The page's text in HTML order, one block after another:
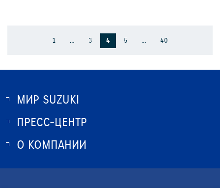
1 … 3 4 5 … 40
МИР SUZUKI
О SUZUKI
ОПТОВЫЕ ПРОДАЖИ ЗАПЧАСТЕЙ
ПРЕСС-ЦЕНТР
НОВОСТИ
О КОМПАНИИ